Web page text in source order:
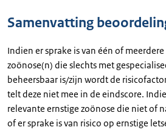
Samenvatting
Indien er sprake is van één of
zoönose(n) die slechts met
beheersbaar is/zijn wordt de
telt deze niet mee in de eindscore.
relevante ernstige zoönose die niet of
of er sprake is van risico op ernstige